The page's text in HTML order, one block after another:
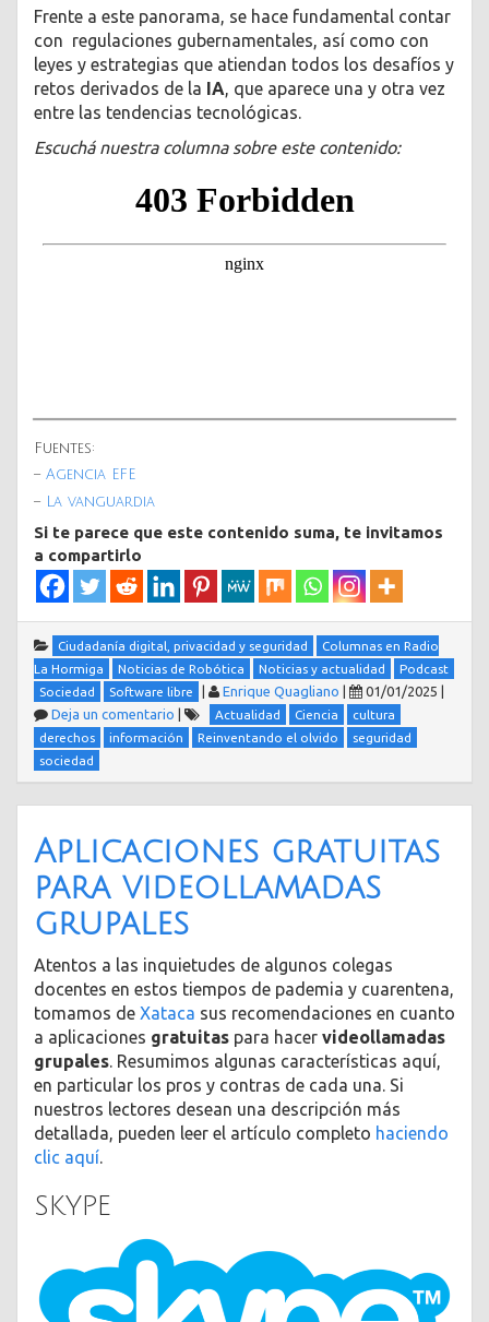
Frente a este panorama, se hace fundamental contar
con regulaciones gubernamentales, así como con
leyes y estrategias que atiendan todos los desafíos y
retos derivados de la IA, que aparece una y otra vez
entre las tendencias tecnológicas.
Escuchá nuestra columna sobre este contenido:
Fuentes:
– Agencia EFE
– La vanguardia
Si te parece que este contenido suma, te invitamos
a compartirlo
Ciudadanía digital, privacidad y seguridad
Columnas en Radio
La Hormiga
Noticias de Robótica Noticias y actualidad
Podcast
Sociedad
Software libre Enrique Quagliano 01/01/2025
Deja un comentario
Actualidad Ciencia
cultura
derechos
información Reinventando el olvido
seguridad
sociedad
Aplicaciones gratuitas
para videollamadas
grupales
Atentos a las inquietudes de algunos colegas
docentes en estos tiempos de pademia y cuarentena,
tomamos de Xataca sus recomendaciones en cuanto
a aplicaciones gratuitas para hacer videollamadas
grupales. Resumimos algunas características aquí,
en particular los pros y contras de cada una. Si
nuestros lectores desean una descripción más
detallada, pueden leer el artículo completo haciendo
clic aquí.
SKYPE